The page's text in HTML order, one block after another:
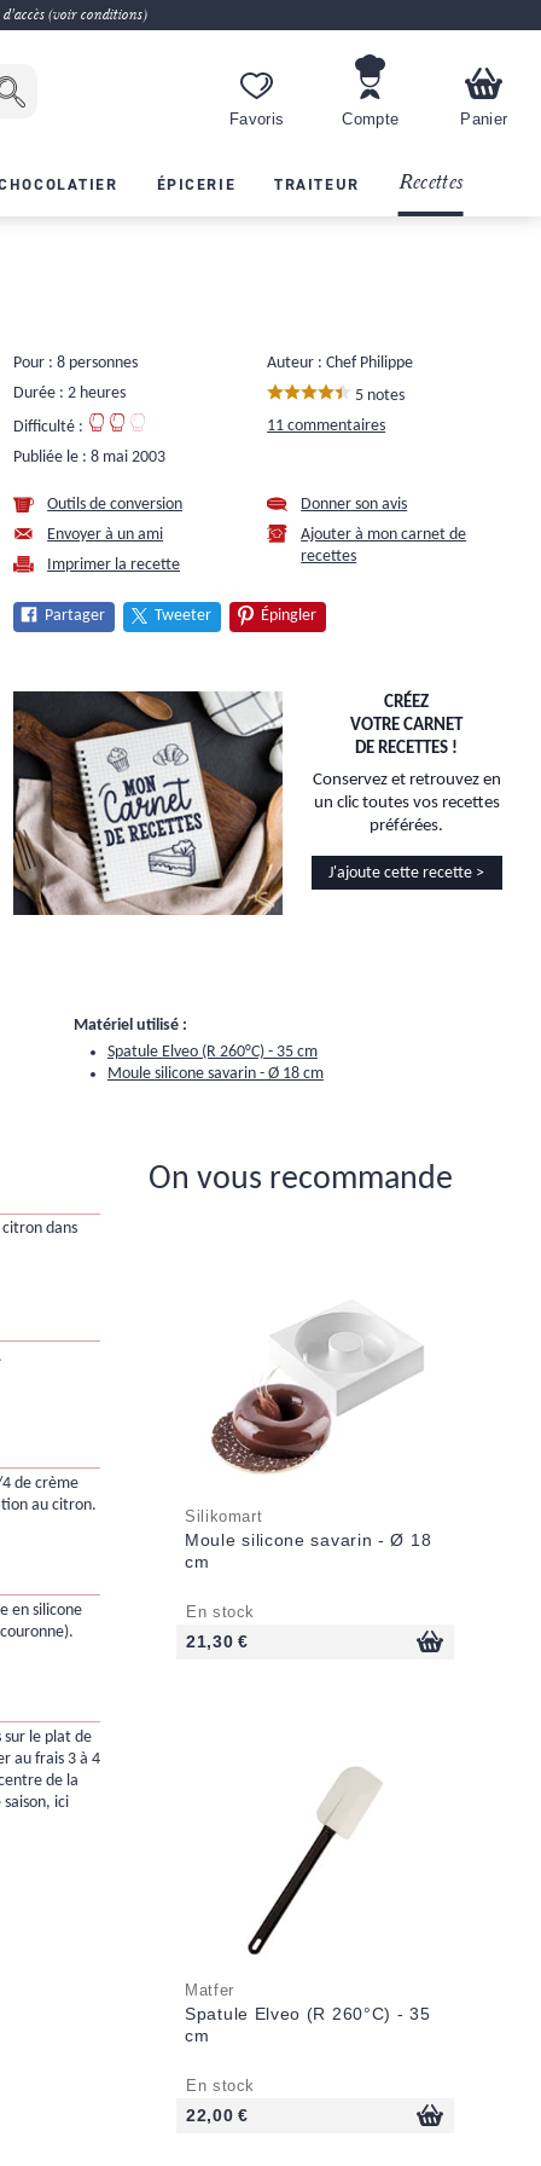
(voir conditions)
Favoris Compte Panier
ÉPICERIE TRAITEUR Recettes
Pour : 8 personnes
Durée : 2 heures
Difficulté :
Publiée le :8 mai 2003
Auteur : Chef Philippe
5 notes
11 commentaires
Outils de conversion
Envoyer à un ami
Imprimer la recette
Donner son avis
Ajouter à mon carnet de
recettes
Partager Tweeter Épingler
CRÉEZ
VOTRE CARNET
DE RECETTES !
Conservez et retrouvez en
un clic toutes vos recettes
préférées.
J'ajoute cette recette >
Matériel utilisé :
Spatule Elveo (R 260°C) - 35 cm
Moule silicone savarin - Ø 18 cm
On vous recommande
Silikomart
Moule silicone savarin - Ø 18
cm
En stock
21,30 €
Matfer
Spatule Elveo (R 260°C) - 35
cm
En stock
22,00 €
dans
de crème
au citron.
en silicone
sur le plat de
au frais 3 à 4
de la
ici